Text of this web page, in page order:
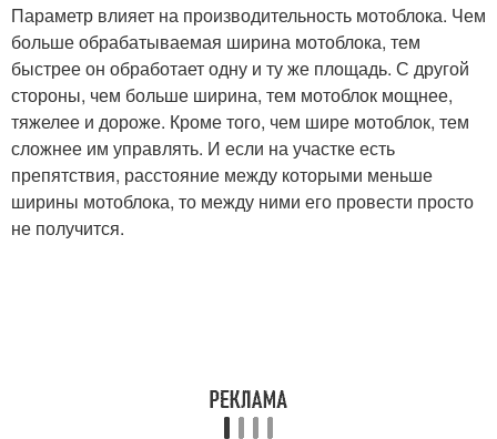
Параметр влияет на производительность мотоблока. Чем
больше обрабатываемая ширина мотоблока, тем
быстрее он обработает одну и ту же площадь. С другой
стороны, чем больше ширина, тем мотоблок мощнее,
тяжелее и дороже. Кроме того, чем шире мотоблок, тем
сложнее им управлять. И если на участке есть
препятствия, расстояние между которыми меньше
ширины мотоблока, то между ними его провести просто
не получится.